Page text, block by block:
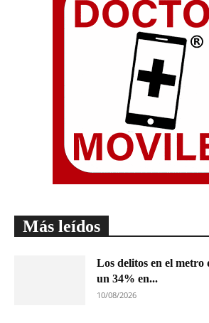
Más leídos
Los delitos en el metro
un 34% en...
10/08/2026